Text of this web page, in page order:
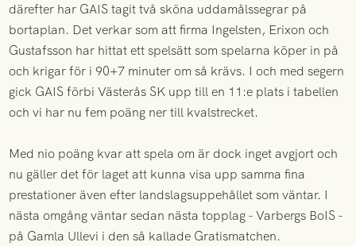
därefter har GAIS tagit två sköna uddamålssegrar på
bortaplan. Det verkar som att firma Ingelsten, Erixon och
Gustafsson har hittat ett spelsätt som spelarna köper in på
och krigar för i 90+7 minuter om så krävs. I och med segern
gick GAIS förbi Västerås SK upp till en 11:e plats i tabellen
och vi har nu fem poäng ner till kvalstrecket.
Med nio poäng kvar att spela om är dock inget avgjort och
nu gäller det för laget att kunna visa upp samma fina
prestationer även efter landslagsuppehållet som väntar. I
nästa omgång väntar sedan nästa topplag - Varbergs BoIS -
på Gamla Ullevi i den så kallade Gratismatchen.